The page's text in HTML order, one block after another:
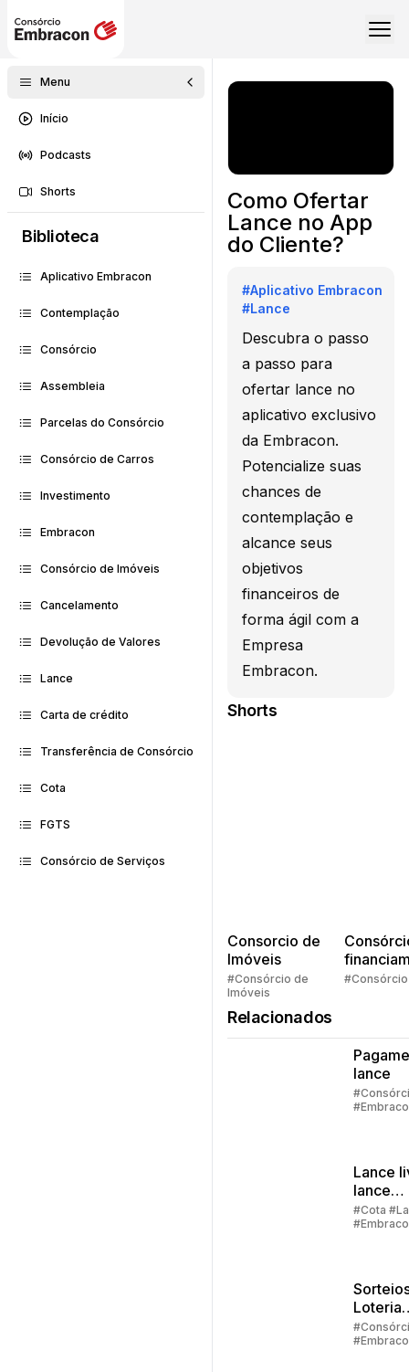
Menu
Início
Podcasts
Shorts
Biblioteca
Aplicativo Embracon
Contemplação
Consórcio
Assembleia
Parcelas do Consórcio
Consórcio de Carros
Investimento
Embracon
Consórcio de Imóveis
Cancelamento
Devolução de Valores
Lance
Carta de crédito
Transferência de Consórcio
Cota
FGTS
Consórcio de Serviços
Como Ofertar
Lance no App
do Cliente?
#Aplicativo Embracon
#Lance
Descubra o passo
a passo para
ofertar lance no
aplicativo exclusivo
da Embracon.
Potencialize suas
chances de
contemplação e
alcance seus
objetivos
financeiros de
forma ágil com a
Empresa
Embracon.
Shorts
Consorcio de
Imóveis
#Consórcio de
Imóveis
Quem
#Consórcio
Relacionados
lance
Lance
lance
#Cota
Loteria
Federal:
grupos